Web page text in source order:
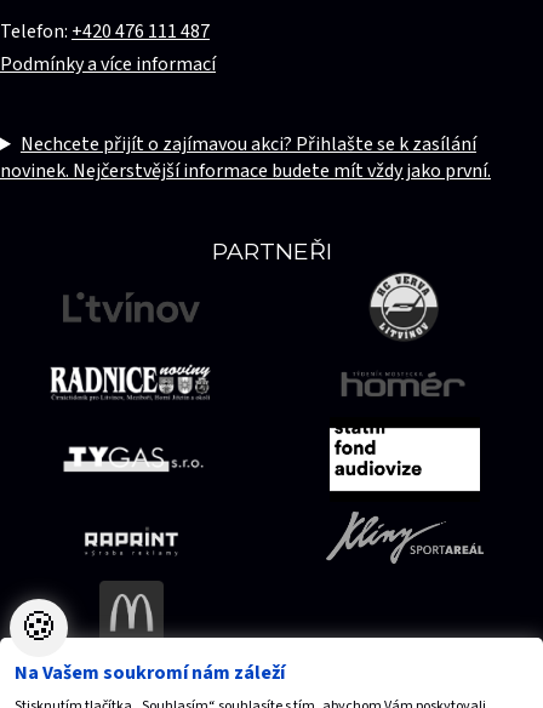
PARTNEŘI
Telefon: +420 476 111 487
Podmínky a více informací
Nechcete přijít o zajímavou akci? Přihlašte se k zasílání
novinek. Nejčerstvější informace budete mít vždy jako první.
🍪
Na Vašem soukromí nám záleží